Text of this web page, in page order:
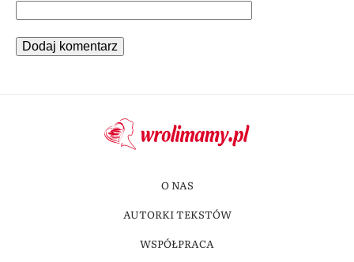
O NAS
AUTORKI TEKSTÓW
WSPÓŁPRACA